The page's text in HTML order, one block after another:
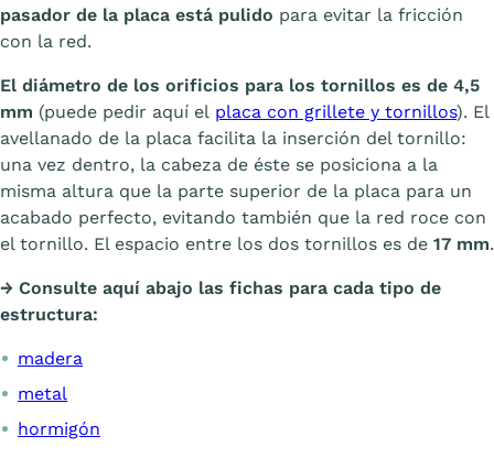
pasador de la placa está pulido para evitar la fricción
con la red.
El diámetro de los orificios para los tornillos es de 4,5
mm (puede pedir aquí el placa con grillete y tornillos). El
avellanado de la placa facilita la inserción del tornillo:
una vez dentro, la cabeza de éste se posiciona a la
misma altura que la parte superior de la placa para un
acabado perfecto, evitando también que la red roce con
el tornillo. El espacio entre los dos tornillos es de 17 mm.
→ Consulte aquí abajo las fichas para cada tipo de
estructura:
madera
metal
hormigón